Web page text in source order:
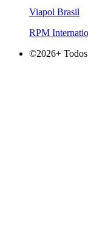
Viapol Brasil
RPM
©2026+